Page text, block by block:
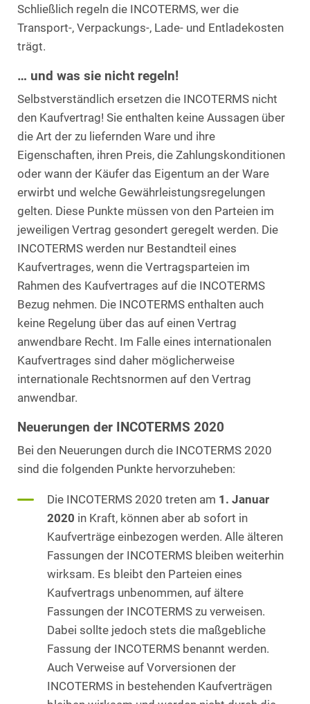
Schließlich regeln die INCOTERMS, wer die
Transport-, Verpackungs-, Lade- und Entladekosten
trägt.
… und was sie nicht regeln!
Selbstverständlich ersetzen die INCOTERMS nicht
den Kaufvertrag! Sie enthalten keine Aussagen über
die Art der zu liefernden Ware und ihre
Eigenschaften, ihren Preis, die Zahlungskonditionen
oder wann der Käufer das Eigentum an der Ware
erwirbt und welche Gewährleistungsregelungen
gelten. Diese Punkte müssen von den Parteien im
jeweiligen Vertrag gesondert geregelt werden. Die
INCOTERMS werden nur Bestandteil eines
Kaufvertrages, wenn die Vertragsparteien im
Rahmen des Kaufvertrages auf die INCOTERMS
Bezug nehmen. Die INCOTERMS enthalten auch
keine Regelung über das auf einen Vertrag
anwendbare Recht. Im Falle eines internationalen
Kaufvertrages sind daher möglicherweise
internationale Rechtsnormen auf den Vertrag
anwendbar.
Neuerungen der INCOTERMS 2020
Bei den Neuerungen durch die INCOTERMS 2020
sind die folgenden Punkte hervorzuheben:
Die INCOTERMS 2020 treten am 1. Januar
2020 in Kraft, können aber ab sofort in
Kaufverträge einbezogen werden. Alle älteren
Fassungen der INCOTERMS bleiben weiterhin
wirksam. Es bleibt den Parteien eines
Kaufvertrags unbenommen, auf ältere
Fassungen der INCOTERMS zu verweisen.
Dabei sollte jedoch stets die maßgebliche
Fassung der INCOTERMS benannt werden.
Auch Verweise auf Vorversionen der
INCOTERMS in bestehenden Kaufverträgen